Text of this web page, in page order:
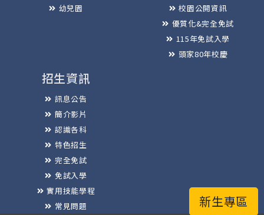
新生專區
幼兒園
校園公開資訊
優質化&完全免試
115年免試入學
頭家80年校慶
招生資訊
訊息公告
簡介影片
認識各科
特色招生
完全免試
免試入學
實用技能學程
常見問題